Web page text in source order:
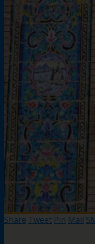
Share Tweet Pin Mail